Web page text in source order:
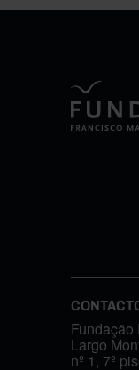
Fundação
Largo
nº 1, 7º